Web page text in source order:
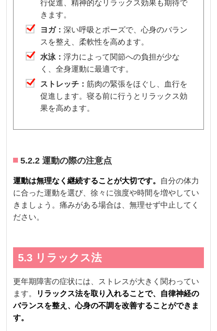
行促進、精神的なリラックス効果も期待で
きます。
ヨガ：深い呼吸とポーズで、心身のバラン
スを整え、柔軟性を高めます。
水泳：浮力によって関節への負担が少な
く、全身運動に最適です。
ストレッチ：筋肉の緊張をほぐし、血行を
促進します。寝る前に行うとリラックス効
果を高めます。
5.2.2 運動の際の注意点
運動は無理なく継続することが大切です。
自分の体力
に合った運動を選び、徐々に強度や時間を増やしてい
きましょう。痛みがある場合は、無理せず中止してく
ださい。
5.3 リラックス法
更年期障害の症状には、ストレスが大きく関わってい
ます。
リラックス法を取り入れることで、自律神経の
バランスを整え、心身の不調を改善することができま
す。